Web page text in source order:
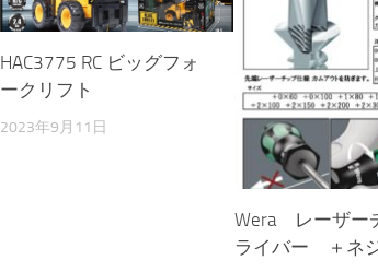
HAC3775 RC ビッグフォ
ークリフト
2023年9月11日
Wera レーザー
ライバー ＋ネ